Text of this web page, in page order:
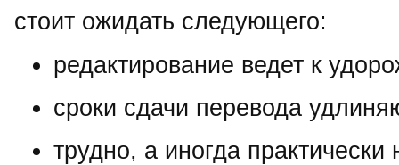
стоит ожидать следующего:
редактирование ведет к
сроки сдачи перевода
трудно, а иногда